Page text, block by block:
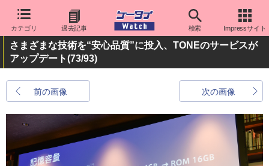
カテゴリ 過去記事 検索 Impressサイト
さまざまな技術を“安心品質”に投入、TONEのサービスが
アップデート(73/93)
前の画像 次の画像